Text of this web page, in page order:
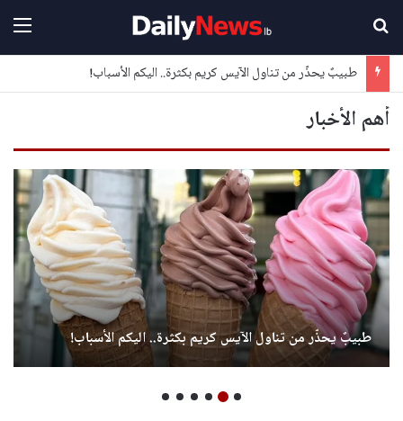
طبيبٌ يحذّر من تناول الآيس كريم بكثرة.. اليكم الأسباب!
أهم الأخبار
طبيبٌ يحذّر من تناول الآيس كريم بكثرة.. اليكم الأسباب!